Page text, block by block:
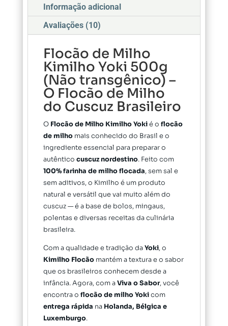
Informação adicional
Avaliações (10)
Flocão de Milho
Kimilho Yoki 500g
(Não transgênico) –
O Flocão de Milho
do Cuscuz Brasileiro
O Flocão de Milho Kimilho Yokié o flocão
de milhomais conhecido do Brasil e o
ingrediente essencial para preparar o
autêntico cuscuz nordestino. Feito com
100% farinha de milho flocada, sem sal e
sem aditivos, o Kimilho é um produto
natural e versátil que vai muito além do
cuscuz — é a base de bolos, mingaus,
polentas e diversas receitas da culinária
brasileira.
Com a qualidade e tradição daYoki, o
Kimilho Flocãomantém a textura e o sabor
que os brasileiros conhecem desde a
infância. Agora, com aViva o Sabor, você
encontra o flocão de milho Yokicom
entrega rápida na Holanda, Bélgica e
Luxemburgo.